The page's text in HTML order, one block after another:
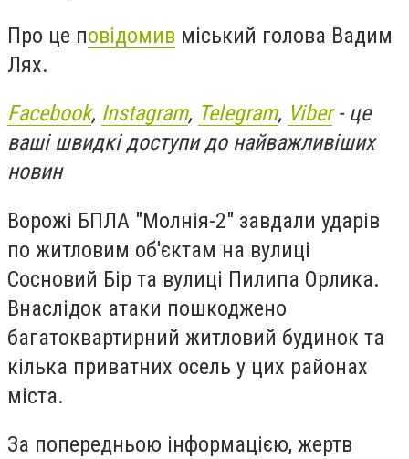
Про це повідомив міський голова Вадим
Лях.
Facebook, Instagram, Telegram, Viber- це
ваші швидкі доступи до найважливіших
новин
Ворожі БПЛА "Молнія-2" завдали ударів
по житловим об'єктам на вулиці
Сосновий Бір та вулиці Пилипа Орлика.
Внаслідок атаки пошкоджено
багатоквартирний житловий будинок та
кілька приватних осель у цих районах
міста.
За попередньою інформацією, жертв